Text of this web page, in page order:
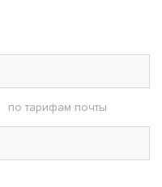
по тарифам почты